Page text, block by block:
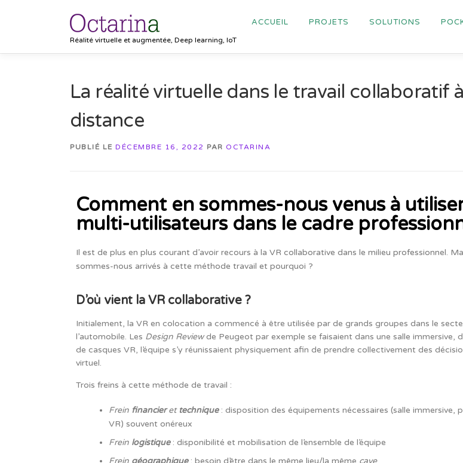
Réalité virtuelle et augmentée, Deep learning, IoT
ACCUEIL PROJETS SOLUTIONS
La réalité virtuelle dans le travail collaboratif à
distance
PUBLIÉ LE DÉCEMBRE 16, 2022 PAR OCTARINA
Comment en sommes-nous venus à
multi-utilisateurs dans le cadre
Il est de plus en plus courant d’avoir recours à la VR collaborative dans le milieu professionnel.
sommes-nous arrivés à cette méthode travail et pourquoi ?
D’où vient la VR collaborative ?
Initialement, la VR en colocation a commencé à être utilisée par de grands groupes dans le
l’automobile. Les Design Reviewde Peugeot par exemple se faisaient dans une salle immersive,
de casques VR, l’équipe s’y réunissaient physiquement afin de prendre collectivement des
virtuel.
Trois freins à cette méthode de travail :
Frein financieret technique: disposition des équipements nécessaires (salle immersive,
VR) souvent onéreux
Frein logistique : disponibilité et mobilisation de l’ensemble de l’équipe
Frein géographique: besoin d’être dans le même lieu/la même cave